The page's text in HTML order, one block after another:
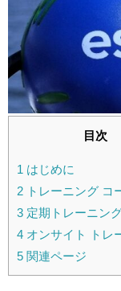
目次
1 はじめに
2 トレーニング コ
3 定期トレーニン
4 オンサイト トレ
5 関連ページ